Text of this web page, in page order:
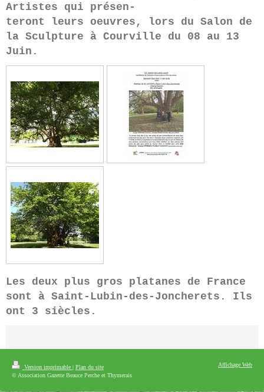
Artistes qui présen-
teront leurs oeuvres, lors du Salon de
la Sculpture à Courville du 08 au 13
Juin.
Les deux plus gros platanes de France
sont à Saint-Lubin-des-Joncherets. Ils
ont 3 siècles.
Version imprimable | Plan du site
© Association Gazette Beauce Perche et Thymerais
Affichage Web